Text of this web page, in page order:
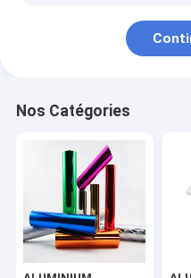
Nos Catégories